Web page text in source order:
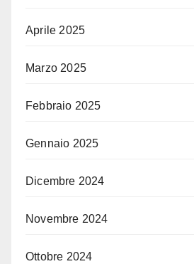
Aprile 2025
Marzo 2025
Febbraio 2025
Gennaio 2025
Dicembre 2024
Novembre 2024
Ottobre 2024